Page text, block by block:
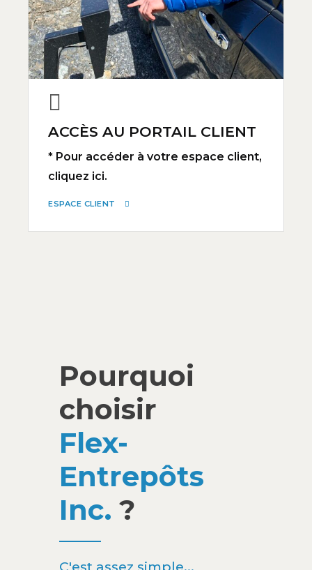
ACCÈS AU PORTAIL CLIENT
* Pour accéder à votre espace client,
cliquez ici.
ESPACE CLIENT
Pourquoi
choisir
Flex-
Entrepôts
Inc. ?
C'est assez simple...